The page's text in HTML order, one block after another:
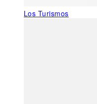
Los Turismos